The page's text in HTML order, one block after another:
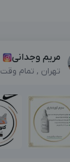
مریم وجدانی
تهران , تمام وقت